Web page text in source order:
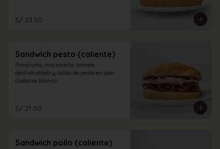
S/ 23.50
Sandwich pesto (caliente)
Prosciutto, mozzarella, tomate
deshidratado y salsa de pesto en pan
ciabatta blanco.
S/ 21.50
Sandwich pollo (caliente)